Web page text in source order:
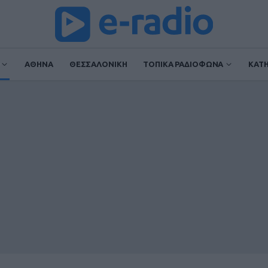
ΑΘΗΝΑ ΘΕΣΣΑΛΟΝΙΚΗ ΤΟΠΙΚΑ ΡΑΔΙΟΦΩΝΑ